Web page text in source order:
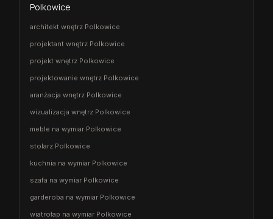
Polkowice
architekt wnętrz Polkowice
projektant wnętrz Polkowice
projekt wnętrz Polkowice
projektowanie wnętrz Polkowice
aranżacja wnętrz Polkowice
wizualizacja wnętrz Polkowice
meble na wymiar Polkowice
stolarz Polkowice
kuchnia na wymiar Polkowice
szafa na wymiar Polkowice
garderoba na wymiar Polkowice
wiatrołap na wymiar Polkowice